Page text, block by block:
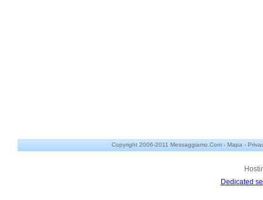
Copyright 2006-2011 Messaggiamo.Com - Mapa -
Dedicated